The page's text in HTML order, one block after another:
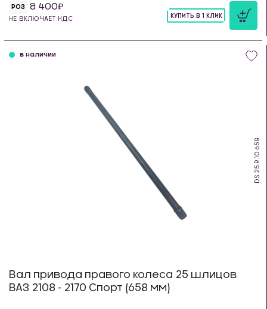
РОЗ 8 400
НЕ ВКЛЮЧАЕТ НДС
КУПИТЬ В 1 КЛИК
DS.25.R.10.658
в наличии
Вал привода правого колеса 25 шлицов
ВАЗ 2108 - 2170 Спорт (658 мм)